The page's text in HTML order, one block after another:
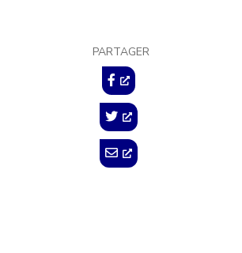
PARTAGER